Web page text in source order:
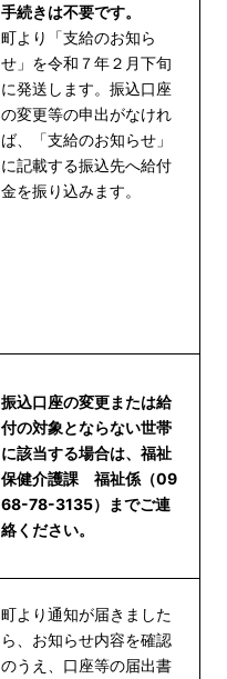
手続きは不要です。
町より「支給のお知ら
せ」を令和７年２月下旬
に発送します。振込口座
の変更等の申出がなけれ
ば、「支給のお知らせ」
に記載する振込先へ給付
金を振り込みます。
振込口座の変更または給
付の対象とならない世帯
に該当する場合は、福祉
保健介護課 福祉係（09
68-78-3135）までご連
絡ください。
町より通知が届きました
ら、お知らせ内容を確認
のうえ、口座等の届出書